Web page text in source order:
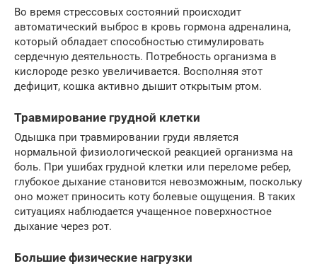
Во время стрессовых состояний происходит
автоматический выброс в кровь гормона адреналина,
который обладает способностью стимулировать
сердечную деятельность. Потребность организма в
кислороде резко увеличивается. Восполняя этот
дефицит, кошка активно дышит открытым ртом.
Травмирование грудной клетки
Одышка при травмировании груди является
нормальной физиологической реакцией организма на
боль. При ушибах грудной клетки или переломе ребер,
глубокое дыхание становится невозможным, поскольку
оно может приносить коту болевые ощущения. В таких
ситуациях наблюдается учащенное поверхностное
дыхание через рот.
Большие физические нагрузки